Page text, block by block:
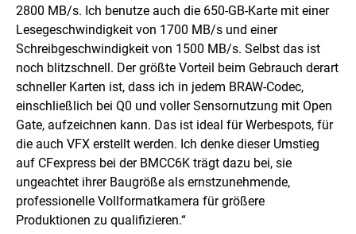
2800 MB/s. Ich benutze auch die 650-GB-Karte mit einer
Lesegeschwindigkeit von 1700 MB/s und einer
Schreibgeschwindigkeit von 1500 MB/s. Selbst das ist
noch blitzschnell. Der größte Vorteil beim Gebrauch derart
schneller Karten ist, dass ich in jedem BRAW-Codec,
einschließlich bei Q0 und voller Sensornutzung mit Open
Gate, aufzeichnen kann. Das ist ideal für Werbespots, für
die auch VFX erstellt werden. Ich denke dieser Umstieg
auf CFexpress bei der BMCC6K trägt dazu bei, sie
ungeachtet ihrer Baugröße als ernstzunehmende,
professionelle Vollformatkamera für größere
Produktionen zu qualifizieren.“